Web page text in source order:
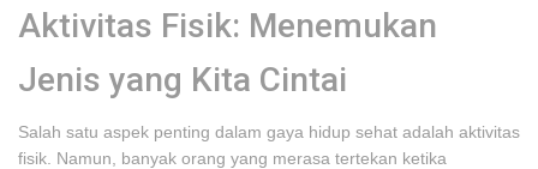
Aktivitas Fisik: Menemukan
Jenis yang Kita Cintai
Salah satu aspek penting dalam gaya hidup sehat adalah aktivitas
fisik. Namun, banyak orang yang merasa tertekan ketika